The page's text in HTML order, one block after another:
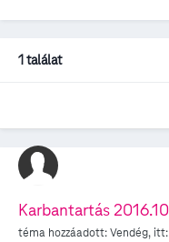
1 találat
Karbantartás
téma hozzáadott: Vendég, itt: